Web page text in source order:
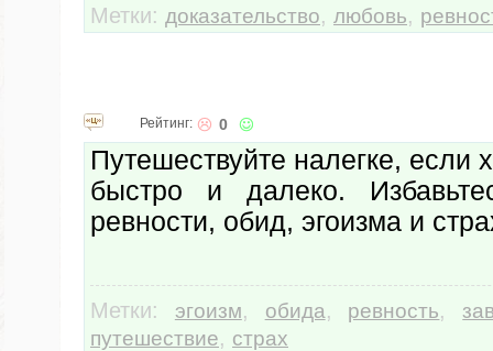
Метки: доказательство, любовь,
Рейтинг: 0
Путешествуйте налегке, если
быстро и далеко.
ревности, обид, эгоизма и
Метки: эгоизм, обида, ревность,
путешествие, страх